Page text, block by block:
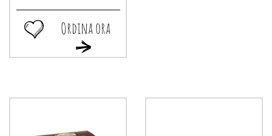
Ordina ora
Ordina
ora CROSTATA
Ordina
ora CROSTATA
BIGUSTO